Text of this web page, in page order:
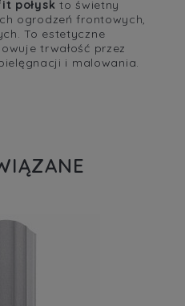
połysk to świetny
ogrodzeń frontowych,
To estetyczne
trwałość przez
i malowania.